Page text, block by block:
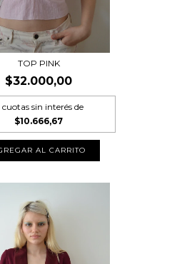
TOP PINK
$32.000,00
cuotas sin interés de
$10.666,67